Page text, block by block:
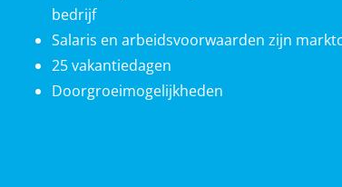
bedrijf
Salaris en arbeidsvoorwaarden zijn
25 vakantiedagen
Doorgroeimogelijkheden